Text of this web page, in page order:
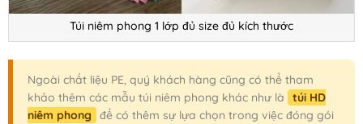
Túi niêm phong 1 lớp đủ size đủ kích thước
Ngoài chất liệu PE, quý khách hàng cũng có thể tham
khảo thêm các mẫu túi niêm phong khác như là
túi HD
niêm phong
để có thêm sự lựa chọn trong việc đóng gói